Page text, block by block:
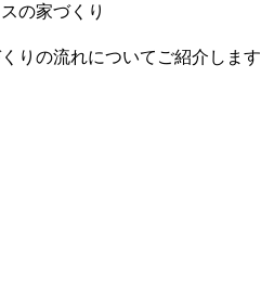
の家づくり
りの流れについてご紹介します